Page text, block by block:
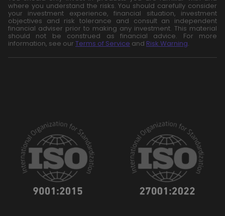
where you understand the risks. You should carefully consider
your investment experience, financial situation, investment
objectives and risk tolerance and consult an independent
financial adviser prior to making any investment. This material
should not be construed as financial advice. For more
information, see our Terms of Service and Risk Warning.